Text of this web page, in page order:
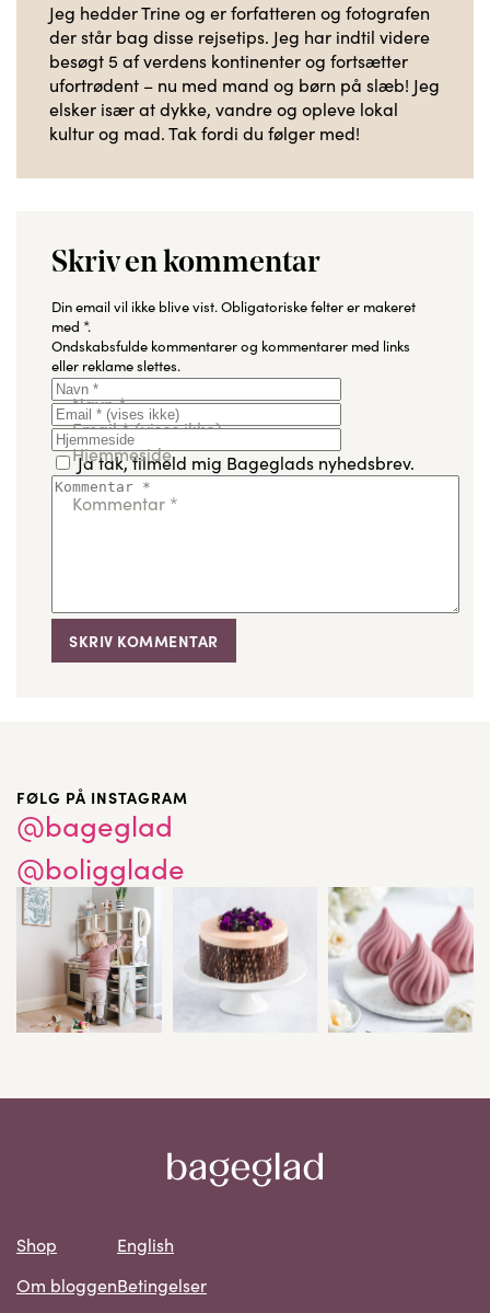
Jeg hedder Trine og er forfatteren og fotografen
der står bag disse rejsetips. Jeg har indtil videre
besøgt 5 af verdens kontinenter og fortsætter
ufortrødent – nu med mand og børn på slæb! Jeg
elsker især at dykke, vandre og opleve lokal
kultur og mad. Tak fordi du følger med!
Skriv en kommentar
Din email vil ikke blive vist.Obligatoriske felter er makeret
med *.
Ondskabsfulde kommentarer og kommentarer med links
eller reklame slettes.
Navn*
Email*(vises ikke)
Hjemmeside
Ja tak, tilmeld mig Bageglads nyhedsbrev.
Kommentar *
FØLG PÅ INSTAGRAM
@bageglad
@boligglade
Shop
Om bloggen
English
Betingelser